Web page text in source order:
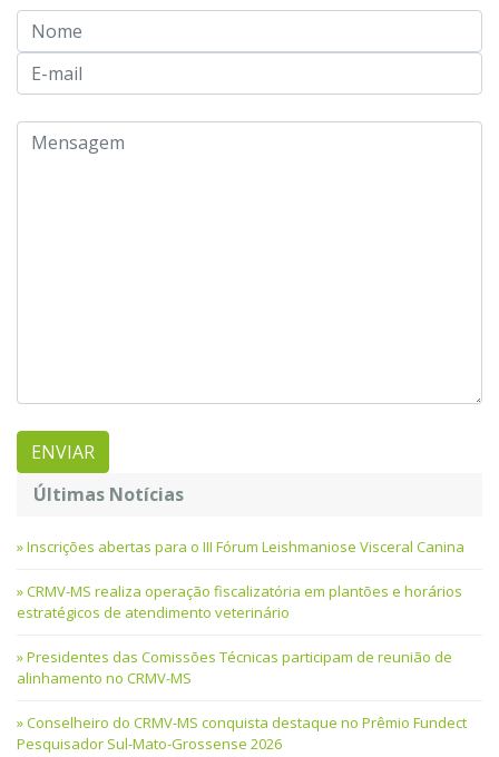
Últimas Notícias
Inscrições abertas para o III Fórum Leishmaniose Visceral Canina
CRMV-MS realiza operação fiscalizatória em plantões e horários
estratégicos de atendimento veterinário
Presidentes das Comissões Técnicas participam de reunião de
alinhamento no CRMV-MS
Conselheiro do CRMV-MS conquista destaque no Prêmio Fundect
Pesquisador Sul-Mato-Grossense 2026